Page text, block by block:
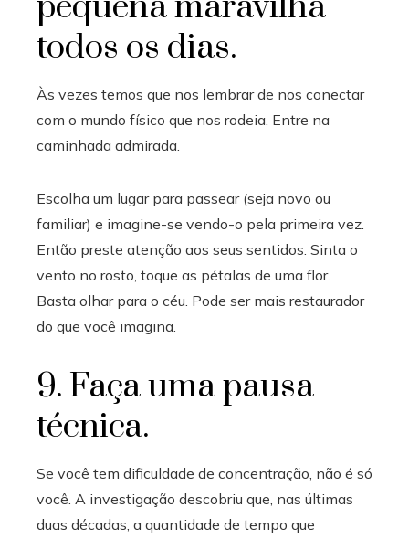
todos os dias.
Às vezes temos que nos lembrar de nos conectar
com o mundo físico que nos rodeia. Entre na
caminhada admirada.
Escolha um lugar para passear (seja novo ou
familiar) e imagine-se vendo-o pela primeira vez.
Então preste atenção aos seus sentidos. Sinta o
vento no rosto, toque as pétalas de uma flor.
Basta olhar para o céu. Pode ser mais restaurador
do que você imagina.
9. Faça uma pausa
técnica.
Se você tem dificuldade de concentração, não é só
você. A investigação descobriu que, nas últimas
duas décadas, a quantidade de tempo que